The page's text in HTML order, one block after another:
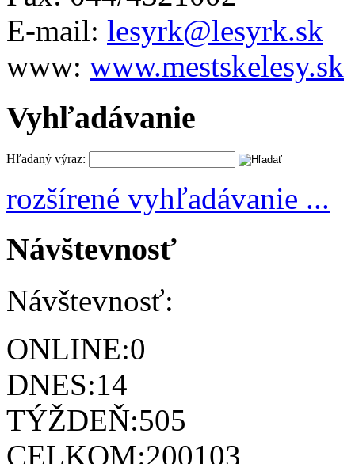
E-mail: lesyrk@lesyrk.sk
www: www.mestskelesy.sk
Vyhľadávanie
Hľadaný výraz:
rozšírené vyhľadávanie ...
Návštevnosť
Návštevnosť:
ONLINE:0
DNES:14
TÝŽDEŇ:505
CELKOM:200103